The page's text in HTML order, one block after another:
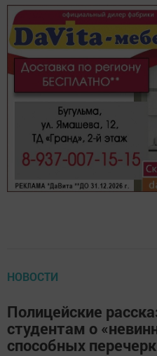
НОВОСТИ
Полицейские
студентам о
способных